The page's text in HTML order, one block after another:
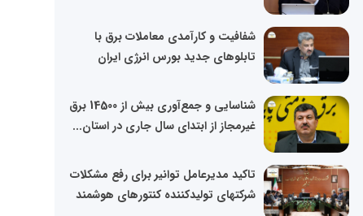
شفافیت و کارآمدی معاملات برق با
تابلوهای جدید بورس انرژی ایران
شناسایی و جمع‌آوری بیش از 14500 برق
غیرمجاز از ابتدای سال جاری در استان...
تاکید مدیرعامل توانیر برای رفع مشکلات
شرکتهای تولیدکننده کنتورهای هوشمند